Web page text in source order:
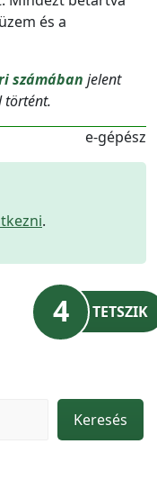
és a
számában jelent
történt.
e-gépész
.
4 TETSZIK
Keresés